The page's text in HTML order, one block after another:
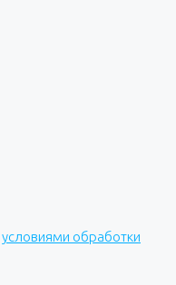
условиями обработки